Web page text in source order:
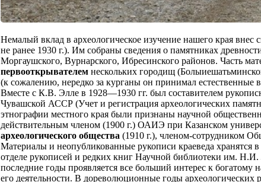
Немалый вклад в археологическое изучение нашего края
не ранее 1930 г.). Им собраны сведения о памятниках
Моргаушского, Вурнарского, Ибресинского районов. Часть
первооткрывателем нескольких городищ
(к сожалению, нередко за курганы он принимал
Вместе с К.В. Элле в 1928—1930 гг. был составителем
Чувашской АССР (Учет и регистрация археологических
этнографии местного края были признаны научной
действительным членом (1900 г.) ОАИЭ при Казанском
археологического общества (1910 г.), членом-сотрудником
Материалы и неопубликованные рукописи краеведа
отделе рукописей и редких книг Научной библиотеки им. Н.И.
последние годы проявляется все больший интерес к
его деятельности. В дореволюционные годы